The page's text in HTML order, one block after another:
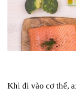
Khi đi vào cơ thể,